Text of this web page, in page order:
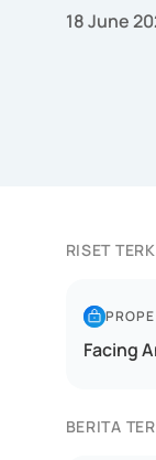
18 June
RISET
Facing
BERITA